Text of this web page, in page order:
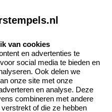
Klantenservice:
Contact opnemen
Veel gestelde vragen
Retourneren
Herroepingsrecht
van cookies
en advertenties te
social media te bieden en
Ook delen we
onze site met onze
en analyse. Deze
combineren met andere
of die ze hebben